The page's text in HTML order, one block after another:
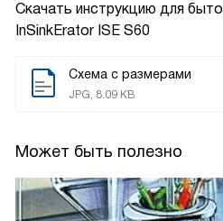
Скачать инструкцию для
InSinkErator ISE S60
Схема с размерами
JPG, 8.09 KB
Может быть полезно